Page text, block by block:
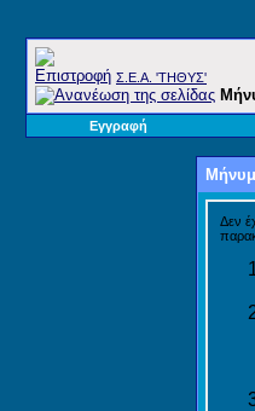
Σ.E.A. 'ΤΗΘΥΣ'
Εγγραφή
Δεν